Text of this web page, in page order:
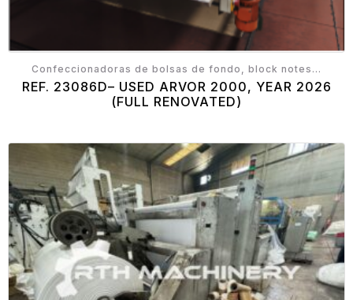
Confeccionadoras de bolsas de fondo, block notes...
REF. 23086D– USED ARVOR 2000, YEAR 2026
(FULL RENOVATED)